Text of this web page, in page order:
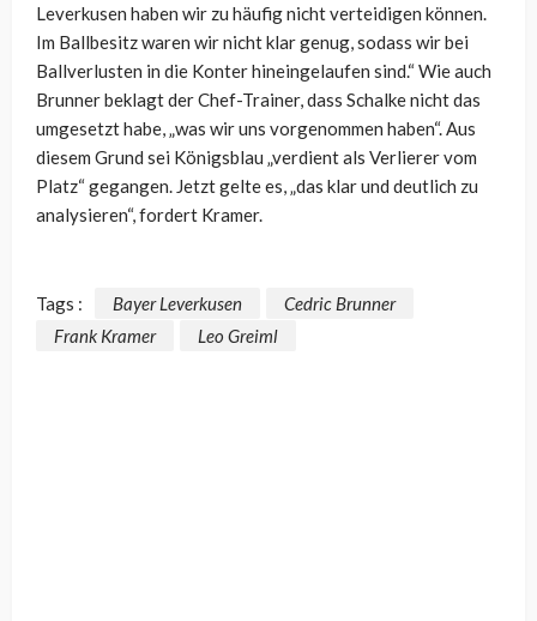
Leverkusen haben wir zu häufig nicht verteidigen können.
Im Ballbesitz waren wir nicht klar genug, sodass wir bei
Ballverlusten in die Konter hineingelaufen sind.“ Wie auch
Brunner beklagt der Chef-Trainer, dass Schalke nicht das
umgesetzt habe, „was wir uns vorgenommen haben“. Aus
diesem Grund sei Königsblau „verdient als Verlierer vom
Platz“ gegangen. Jetzt gelte es, „das klar und deutlich zu
analysieren“, fordert Kramer.
Tags : Bayer Leverkusen
Cedric Brunner
Frank Kramer
Leo Greiml